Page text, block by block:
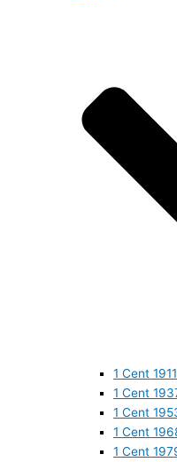
1 Cent
1 Cent
1 Cent
1 Cent
1 Cent